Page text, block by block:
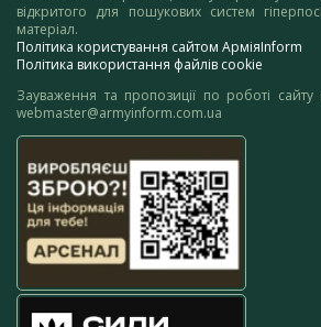
відкритого для пошукових систем
матеріал.
Політика користування сайтом АрміяInform
Політика використання файлів cookie
Зауваження та пропозиції по роботі
webmaster@armyinform.com.ua